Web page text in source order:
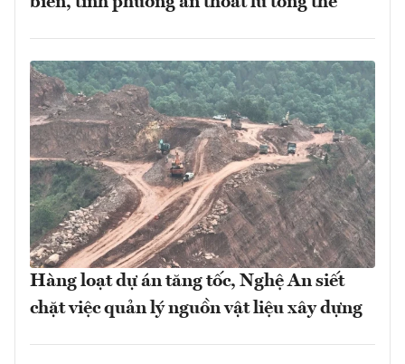
Hàng loạt dự án tăng tốc, Nghệ An siết
chặt việc quản lý nguồn vật liệu xây dựng